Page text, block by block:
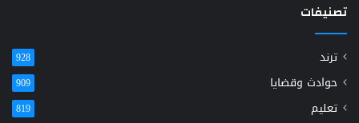
تصنيفات
ترند 928
حوادث وقضايا 909
تعليم 819